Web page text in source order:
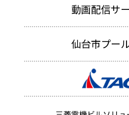
動画配信サ
仙台市プー